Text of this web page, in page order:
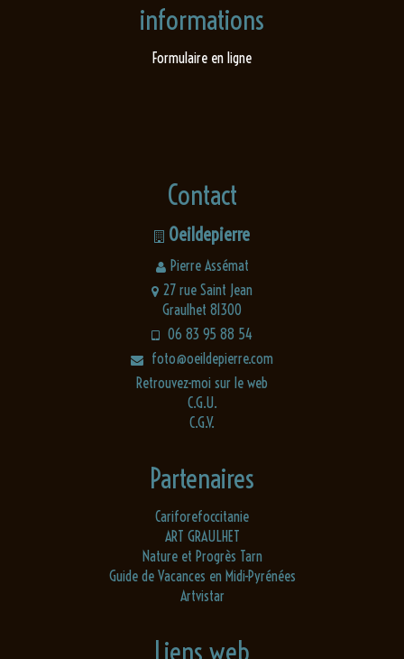
informations
Formulaire en ligne
Contact
Oeildepierre
Pierre Assémat
27 rue Saint Jean
Graulhet 81300
06 83 95 88 54
foto@oeildepierre.com
Retrouvez-moi sur le web
C.G.U.
C.G.V.
Partenaires
Cariforefoccitanie
ART GRAULHET
Nature et Progrès Tarn
Guide de Vacances en Midi-Pyrénées
Artvistar
Liens web